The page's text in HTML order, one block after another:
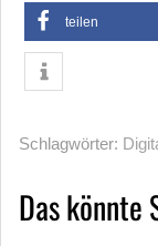
teilen
Schlagwörter:
Das könnte